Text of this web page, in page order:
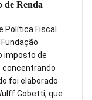
de Renda
Política Fiscal
imposto de
concentrando
foi elaborado
Gobetti, que